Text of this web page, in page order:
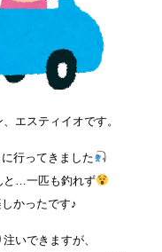
エスティイオです。
行ってきました
と…一匹も釣れず
かったです♪
いできますが、